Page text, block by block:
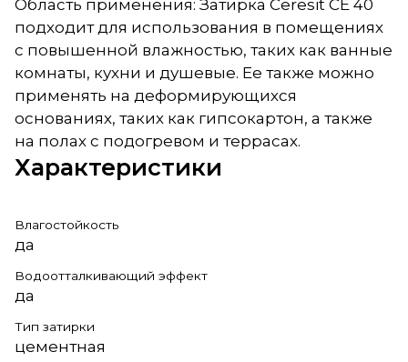
Область применения: Затирка Ceresit CE 40
подходит для использования в помещениях
с повышенной влажностью, таких как ванные
комнаты, кухни и душевые. Ее также можно
применять на деформирующихся
основаниях, таких как гипсокартон, а также
на полах с подогревом и террасах.
Характеристики
Влагостойкость
да
Водоотталкивающий эффект
да
Тип затирки
цементная